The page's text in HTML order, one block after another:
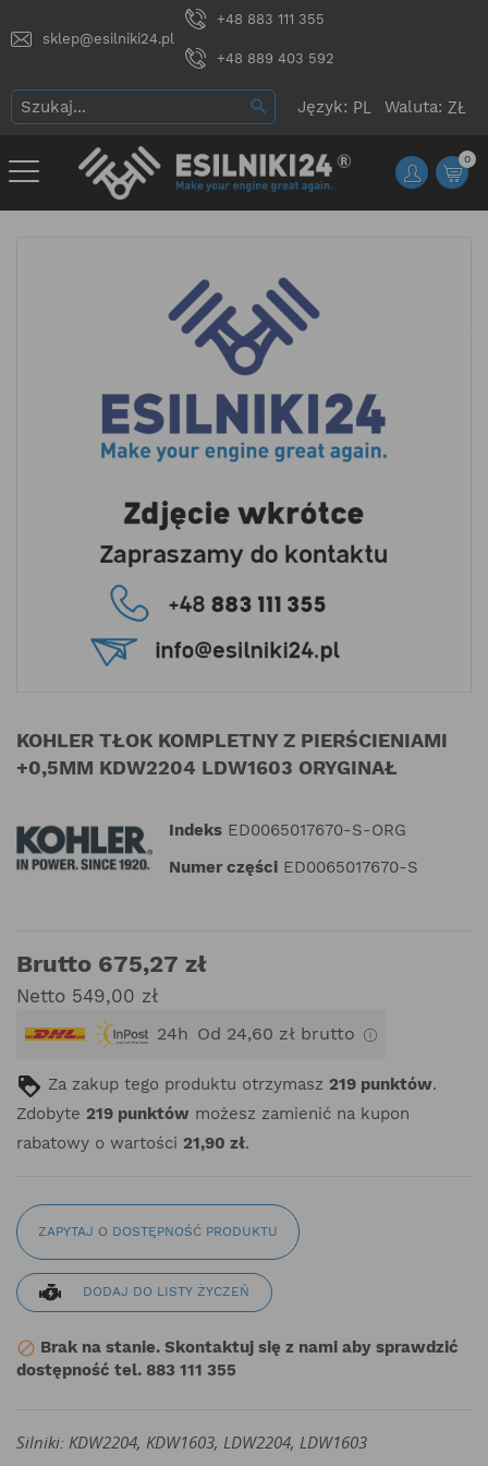
sklep@esilniki24.pl
+48 883 111 355
+48 889 403 592
Język: Waluta:
0
KOHLER TŁOK KOMPLETNY Z PIERŚCIENIAMI
+0,5MM KDW2204 LDW1603 ORYGINAŁ
Indeks ED0065017670-S-ORG
Numer części ED0065017670-S
Brutto 675,27 zł
Netto 549,00 zł
24h Od 24,60 zł brutto
Za zakup tego produktu otrzymasz 219 punktów.
Zdobyte 219 punktów możesz zamienić na kupon
rabatowy o wartości 21,90 zł.
ZAPYTAJ O DOSTĘPNOŚĆ PRODUKTU
DODAJ DO LISTY ŻYCZEŃ
 Brak na stanie. Skontaktuj się z nami aby sprawdzić
dostępność tel. 883 111 355
Silniki: KDW2204, KDW1603, LDW2204, LDW1603